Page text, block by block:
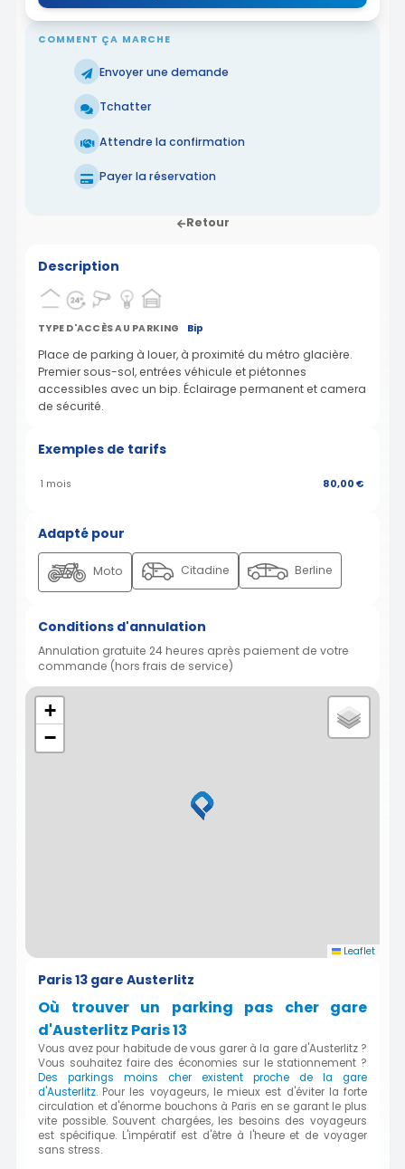
COMMENT ÇA MARCHE
Envoyer une demande
Tchatter
Attendre la confirmation
Payer la réservation
Retour
Description
TYPE D'ACCÈS AU PARKING Bip
Place de parking à louer, à proximité du métro glacière.
Premier sous-sol, entrées véhicule et piétonnes
accessibles avec un bip. Éclairage permanent et camera
de sécurité.
Exemples de tarifs
1 mois 80,00 €
Adapté pour
Moto Citadine Berline
Conditions d'annulation
Annulation gratuite 24 heures après paiement de votre
commande (hors frais de service)
+
−
Leaflet
Paris 13 gare Austerlitz
Où trouver un parking pas cher gare
d'Austerlitz Paris 13
Vous avez pour habitude de vous garer à la gare d'Austerlitz ?
Vous souhaitez faire des économies sur le stationnement ?
Des parkings moins cher existent proche de la gare
d'Austerlitz. Pour les voyageurs, le mieux est d'éviter la forte
circulation et d'énorme bouchons à Paris en se garant le plus
vite possible. Souvent chargées, les besoins des voyageurs
est spécifique. L'impératif est d'être à l'heure et de voyager
sans stress.